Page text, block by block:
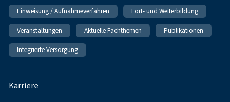
Einweisung / Aufnahmeverfahren Fort- und Weiterbildung
Veranstaltungen Aktuelle Fachthemen Publikationen
Integrierte Versorgung
Karriere